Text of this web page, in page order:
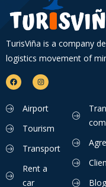
TurisViña is a company
logistics movement of
Airport
Tourism
Transport
Rent a
car
Blog